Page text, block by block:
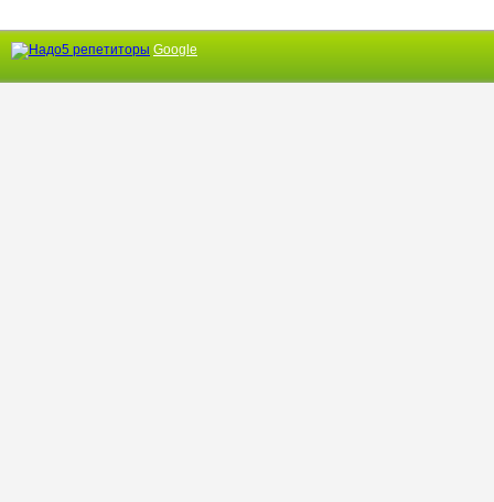
Google